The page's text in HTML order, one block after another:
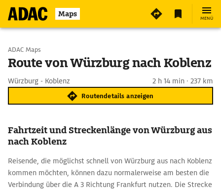
Maps MENÜ
Start wählen
ADAC Maps
Route von Würzburg nach Koblenz
Würzburg - Koblenz 2 h 14 min · 237 km
Routendetails anzeigen
Fahrtzeit und Streckenlänge von Würzburg aus
nach Koblenz
Reisende, die möglichst schnell von Würzburg aus nach Koblenz
kommen möchten, können dazu normalerweise am besten die
Verbindung über die A 3 Richtung Frankfurt nutzen. Die Strecke